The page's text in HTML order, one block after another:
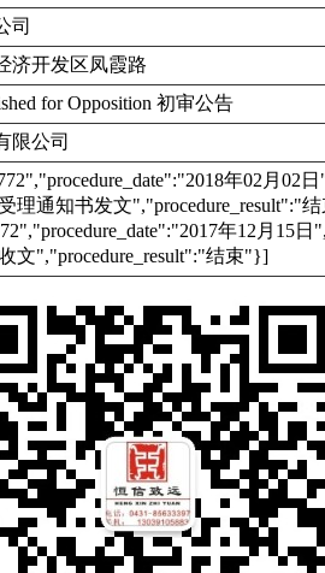
司
济开发区凤霞路
for Opposition 初审公告
限公司
年02月02
理通知书发文","procedure_result":"
年12月15
文","procedure_result":"结束"}]